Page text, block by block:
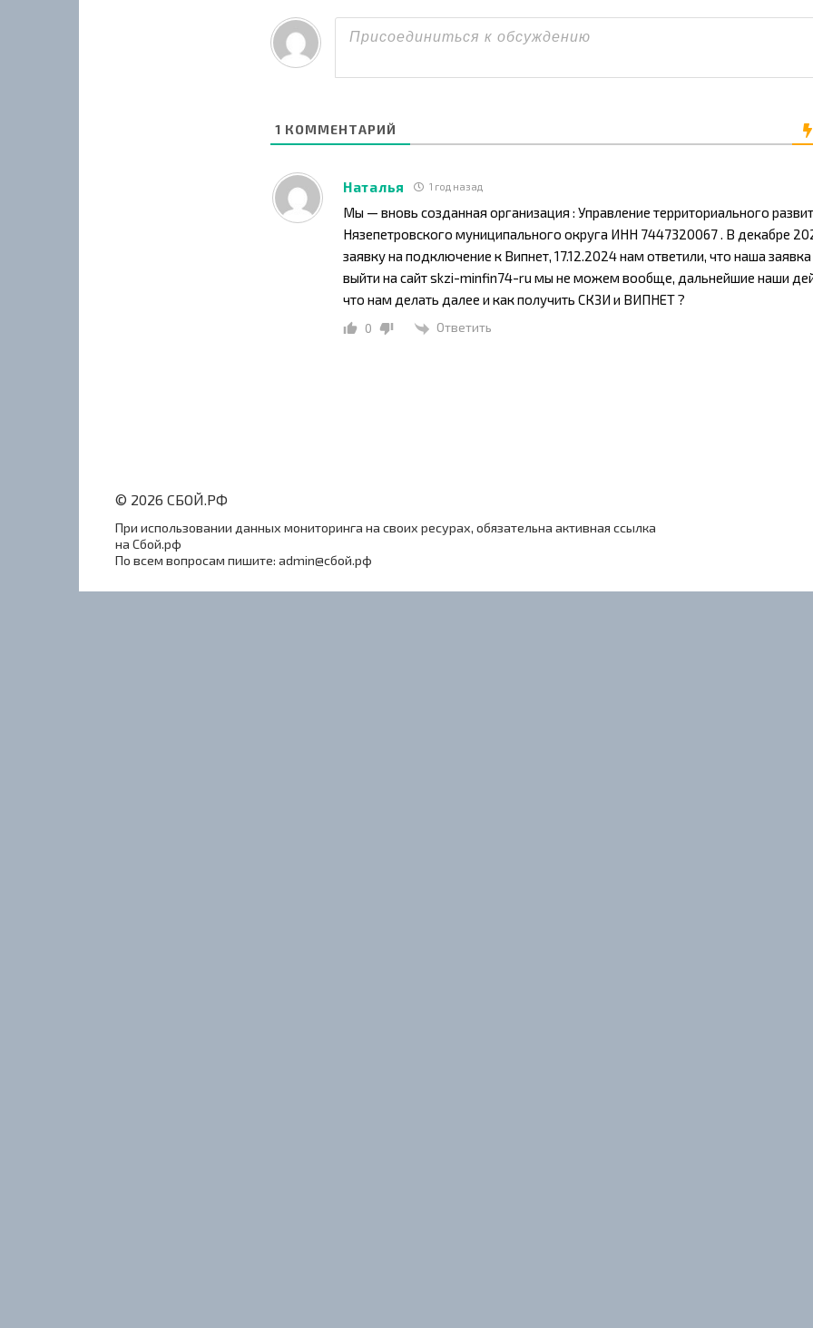
1 КОММЕНТАРИЙ
Наталья 1 год назад
Мы — вновь созданная организация : Управление территориального
Нязепетровского муниципального округа ИНН 7447320067 . В декабре
заявку на подключение к Випнет, 17.12.2024 нам ответили, что наша
выйти на сайт skzi-minfin74-ru мы не можем вообще, дальнейшие наши
что нам делать далее и как получить СКЗИ и ВИПНЕТ ?
0 Ответить
© 2026 СБОЙ.РФ
При использовании данных мониторинга на своих ресурах, обязательна активная ссылка
на Сбой.рф
По всем вопросам пишите: admin@сбой.рф